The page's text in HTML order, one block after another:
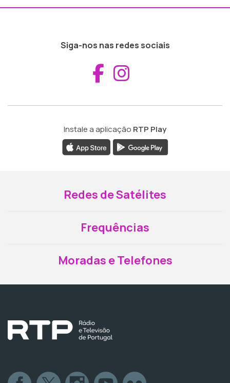
Siga-nos nas redes sociais
Aceder ao
Instale a aplicação RTP Play
Redes de Satélites
Frequências
Moradas e Telefones